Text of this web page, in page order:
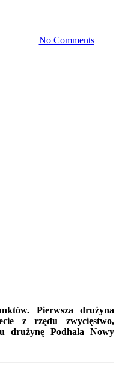
2022 No Comments
Pierwsza drużyna
z rzędu zwycięstwo,
drużynę Podhala Nowy